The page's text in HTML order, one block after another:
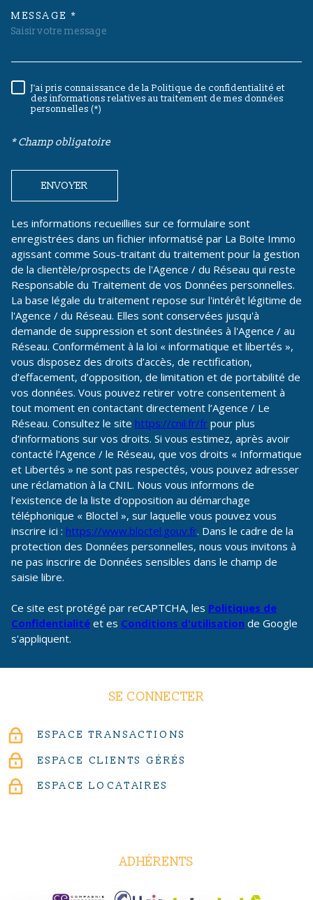
MESSAGE *
RÈGLEMENTATION
J'ai pris connaissance de la Politique de confidentialité et
des informations relatives au traitement de mes données
personnelles (*)
* Champ obligatoire
ENVOYER
Les informations recueillies sur ce formulaire sont
enregistrées dans un fichier informatisé par La Boite Immo
agissant comme Sous-traitant du traitement pour la gestion
de la clientèle/prospects de l'Agence / du Réseau qui reste
Responsable du Traitement de vos Données personnelles.
La base légale du traitement repose sur l'intérêt légitime de
l'Agence / du Réseau. Elles sont conservées jusqu'à
demande de suppression et sont destinées à l'Agence / au
Réseau. Conformément à la loi « informatique et libertés »,
vous disposez des droits d’accès, de rectification,
d’effacement, d’opposition, de limitation et de portabilité de
vos données. Vous pouvez retirer votre consentement à
tout moment en contactant directement l’Agence / Le
Réseau. Consultez le site https://cnil.fr/fr pour plus
d’informations sur vos droits. Si vous estimez, après avoir
contacté l'Agence / le Réseau, que vos droits « Informatique
et Libertés » ne sont pas respectés, vous pouvez adresser
une réclamation à la CNIL. Nous vous informons de
l’existence de la liste d'opposition au démarchage
téléphonique « Bloctel », sur laquelle vous pouvez vous
inscrire ici : https://www.bloctel.gouv.fr. Dans le cadre de la
protection des Données personnelles, nous vous invitons à
ne pas inscrire de Données sensibles dans le champ de
saisie libre.
Ce site est protégé par reCAPTCHA, les Politiques de
Confidentialité et es Conditions d'utilisation de Google
s'appliquent.
SE CONNECTER
ESPACE TRANSACTIONS
ESPACE CLIENTS GÉRÉS
ESPACE LOCATAIRES
ADHÉRENTS